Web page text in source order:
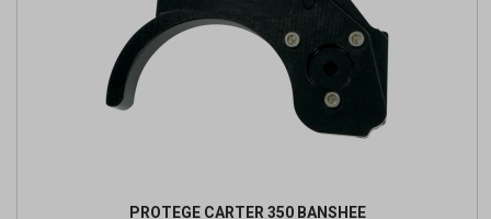
PROTEGE CARTER 350 BANSHEE